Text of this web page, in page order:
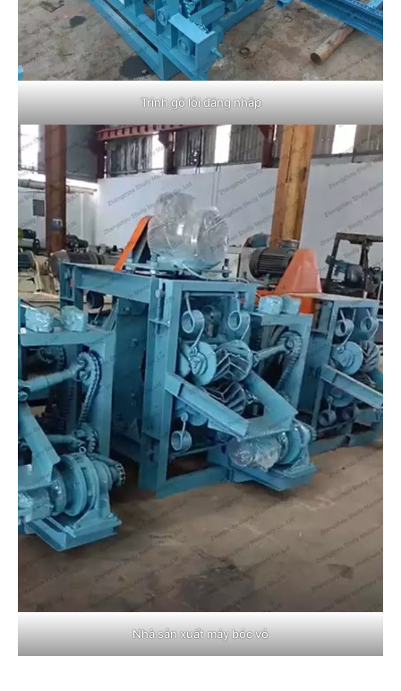
Trình gỡ lỗi đăng nhập
Nhà sản xuất máy bóc vỏ